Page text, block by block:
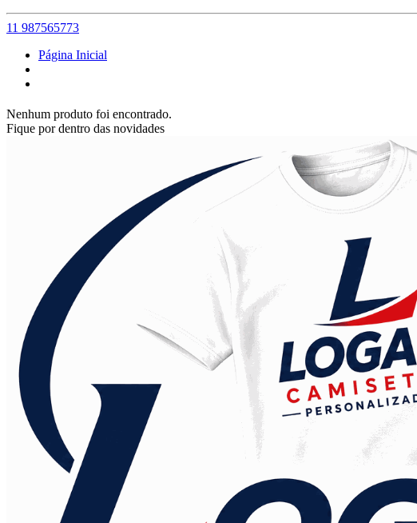
11 987565773
Página Inicial
Nenhum produto foi encontrado.
Fique por dentro das novidades